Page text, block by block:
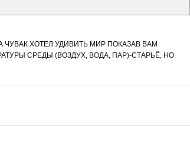
ХОТЕЛ УДИВИТЬ МИР ПОКАЗАВ ВАМ
СРЕДЫ (ВОЗДУХ, ВОДА, ПАР)-СТАРЬЁ, НО